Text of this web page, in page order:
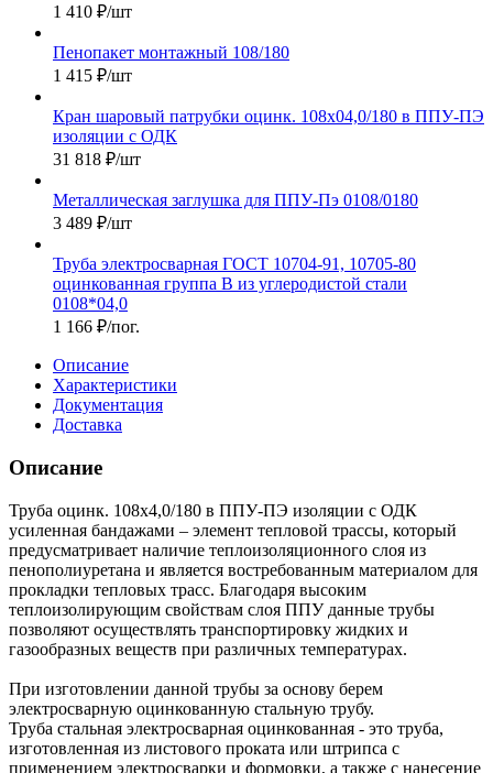
1 410 ₽/шт
Пенопакет монтажный 108/180
1 415 ₽/шт
Кран шаровый патрубки оцинк. 108х04,0/180 в ППУ-ПЭ
изоляции с ОДК
31 818 ₽/шт
Металлическая заглушка для ППУ-Пэ 0108/0180
3 489 ₽/шт
Труба электросварная ГОСТ 10704-91, 10705-80
оцинкованная группа В из углеродистой стали
0108*04,0
1 166 ₽/пог.
Описание
Характеристики
Документация
Доставка
Описание
Труба оцинк. 108х4,0/180 в ППУ-ПЭ изоляции с ОДК
усиленная бандажами – элемент тепловой трассы, который
предусматривает наличие теплоизоляционного слоя из
пенополиуретана и является востребованным материалом для
прокладки тепловых трасс. Благодаря высоким
теплоизолирующим свойствам слоя ППУ данные трубы
позволяют осуществлять транспортировку жидких и
газообразных веществ при различных температурах.
При изготовлении данной трубы за основу берем
электросварную оцинкованную стальную трубу.
Труба стальная электросварная оцинкованная - это труба,
изготовленная из листового проката или штрипса с
применением электросварки и формовки, а также с нанесение